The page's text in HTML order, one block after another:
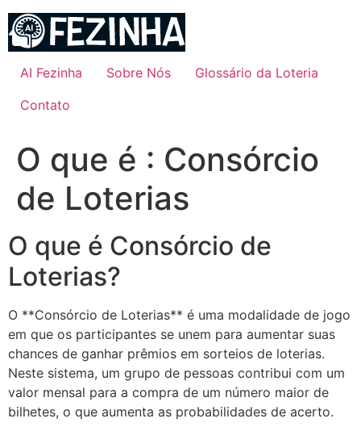
para
conteúdo
AI Fezinha Sobre Nós
Glossário da Loteria
Contato
O que é : Consórcio
de Loterias
O que é Consórcio de
Loterias?
O **Consórcio de Loterias** é uma modalidade de jogo
em que os participantes se unem para aumentar suas
chances de ganhar prêmios em sorteios de loterias.
Neste sistema, um grupo de pessoas contribui com um
valor mensal para a compra de um número maior de
bilhetes, o que aumenta as probabilidades de acerto.